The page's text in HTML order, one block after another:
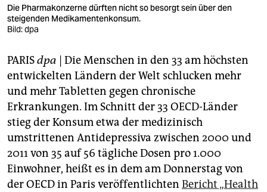
veranstaltungen
shop
fragen & hilfe
unterstützen
abo
genossenschaft
epaper login
Die Pharmakonzerne dürften nicht so besorgt sein über den
steigenden Medikamentenkonsum.
Bild: dpa
PARISdpa | Die Menschen in den 33 am höchsten
entwickelten Ländern der Welt schlucken mehr
und mehr Tabletten gegen chronische
Erkrankungen. Im Schnitt der 33 OECD-Länder
stieg der Konsum etwa der medizinisch
umstrittenen Antidepressiva zwischen 2000 und
2011 von 35 auf 56 tägliche Dosen pro 1.000
Einwohner, heißt es in dem am Donnerstag von
der OECD in Paris veröffentlichten Bericht „Health